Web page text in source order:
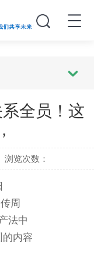
全员！这
浏览次数：
周
法中
的内容